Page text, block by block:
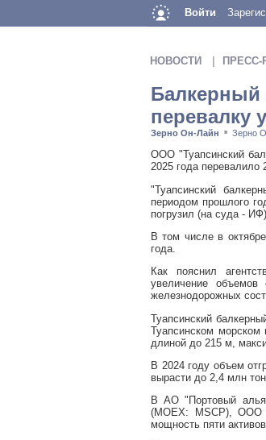
Войти
НОВОСТИ ПРЕСС-
Балкерный
перевалку
Зерно Он-Лайн ■ Зерно
ООО "Туапсинский
2025 года
"Туапсинский
периодом прошлого
погрузил (на суда -
В том числе в
года.
Как пояснил
увеличение
железнодорожных
Туапсинский
Туапсинском морском
длиной до 215 м,
В 2024 году объем
вырасти до 2,4 млн
В АО "Портовый
(MOEX: MSCP), ООО
мощность пяти